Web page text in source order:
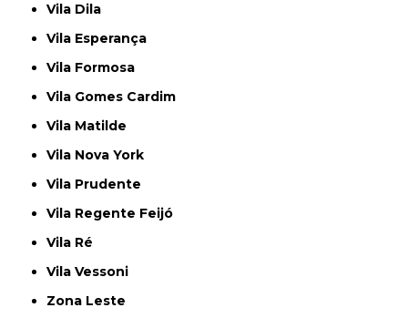
Vila Dila
Vila Esperança
Vila Formosa
Vila Gomes Cardim
Vila Matilde
Vila Nova York
Vila Prudente
Vila Regente Feijó
Vila Ré
Vila Vessoni
Zona Leste